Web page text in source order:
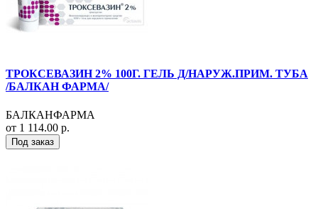
ТРОКСЕВАЗИН 2% 100Г. ГЕЛЬ Д/НАРУЖ.ПРИМ. ТУБА
/БАЛКАН ФАРМА/
БАЛКАНФАРМА
от 1 114.00 р.
Под заказ